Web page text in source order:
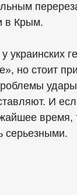
в Крым.
украинских
но стоит
И
время,
серьезными.